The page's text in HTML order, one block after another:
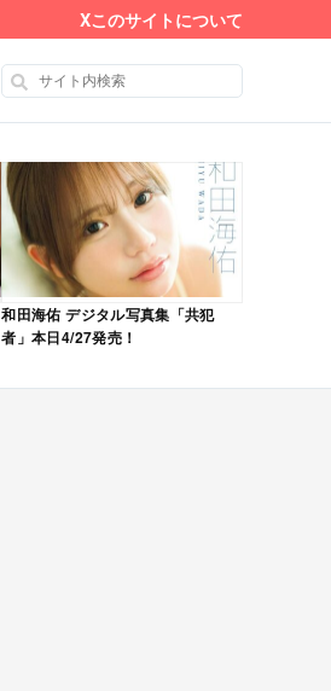
Xこのサイトについて
和田海佑 デジタル写真集「共犯
者」本日4/27発売！